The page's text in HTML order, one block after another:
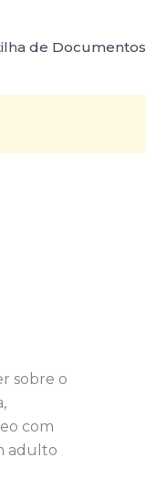
de Documentos
sobre o
com
adulto